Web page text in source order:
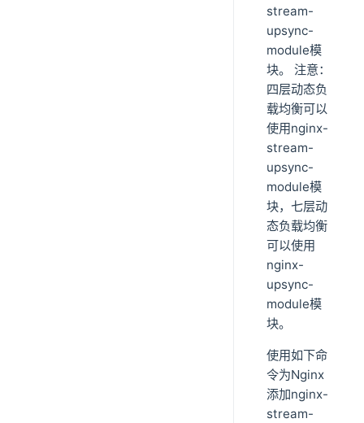
stream-
upsync-
module模
块。 注意：
四层动态负
载均衡可以
使用nginx-
stream-
upsync-
module模
块，七层动
态负载均衡
可以使用
nginx-
upsync-
module模
块。
使用如下命
令为Nginx
添加nginx-
stream-